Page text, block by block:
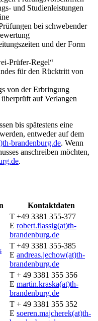
und Studienleistungen
bei schwebender
und der Form
Prüfer-Regel“
für den Rücktritt von
von der Erbringung
auf Verlangen
bis spätestens eine
entweder auf dem
brandenburg.de. Wenn
anschreiben möchten,
.
Kontaktdaten
T +49 3381 355-377
E robert.flassig(at)th-
brandenburg.de
T +49 3381 355-385
E andreas.jechow(at)th-
brandenburg.de
T + 49 3381 355 356
E martin.kraska(at)th-
brandenburg.de
T + 49 3381 355 352
E soeren.majcherek(at)th-